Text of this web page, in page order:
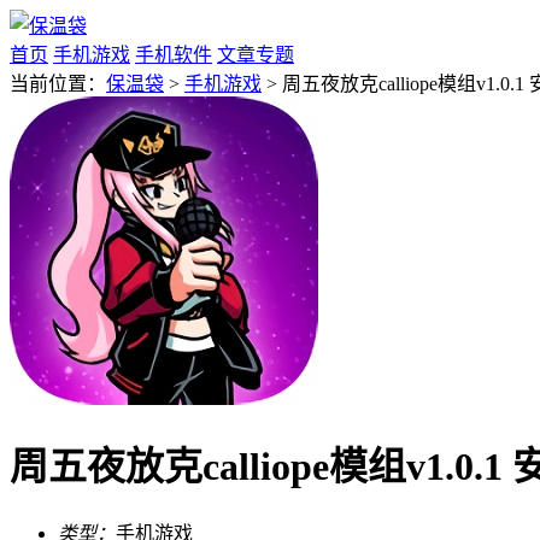
首页 手机游戏 手机软件 文章专题
当前位置： 保温袋 > 手机游戏 > 周五夜放克calliope模组v1.0.1
周五夜放克calliope模组v1.0.1
类型： 手机游戏